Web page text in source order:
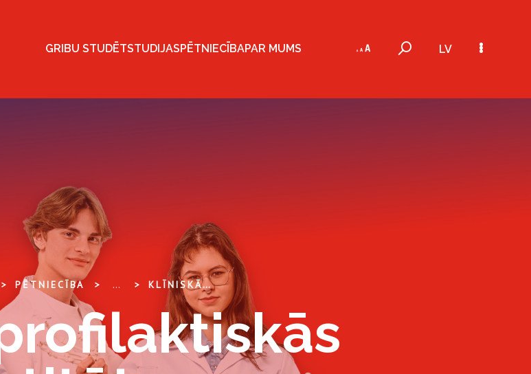
GRIBU STUDĒTSTUDIJASPĒTNIECĪBAPAR MUMS LV
PĒTNIECĪBA ... KLĪNISKĀS UN PROFILAKTISKĀS MEDICĪNAS INSTITŪTS